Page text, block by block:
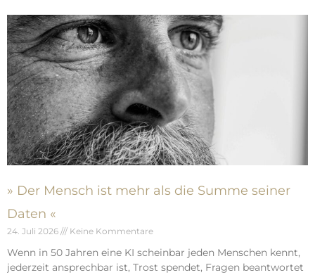
» Der Mensch ist mehr als die Summe seiner
Daten «
24. Juli 2026 Keine Kommentare
Wenn in 50 Jahren eine KI scheinbar jeden Menschen kennt,
jederzeit ansprechbar ist, Trost spendet, Fragen beantwortet